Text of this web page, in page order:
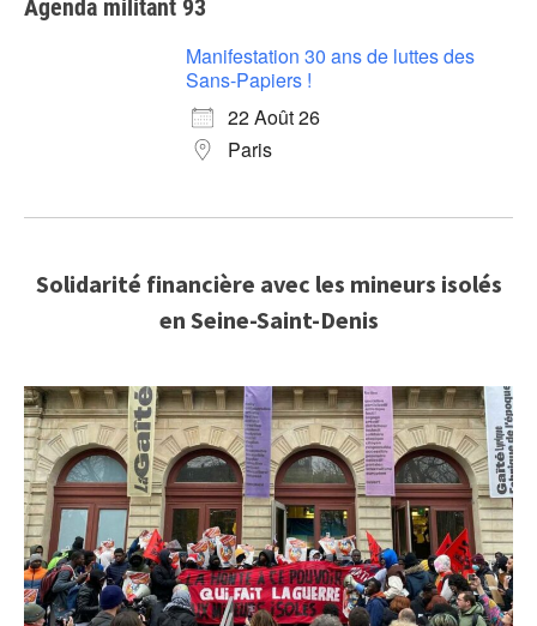
Agenda militant 93
Manifestation 30 ans de luttes des
Sans-Papiers !
22 Août 26
Paris
Solidarité financière avec les mineurs isolés
en Seine-Saint-Denis